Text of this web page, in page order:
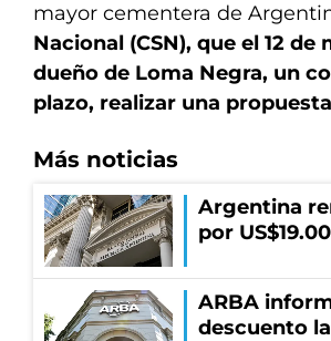
mayor cementera de
Nacional (CSN), que el 12
dueño de Loma Negra, un
plazo, realizar una
Más noticias
Argentina
por
ARBA
descuento